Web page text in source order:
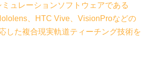
ュレーションソフトウェアである
、HTC Vive、VisionProなどの
した複合現実軌道ティーチング技術を